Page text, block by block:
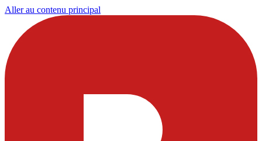
Aller au contenu principal